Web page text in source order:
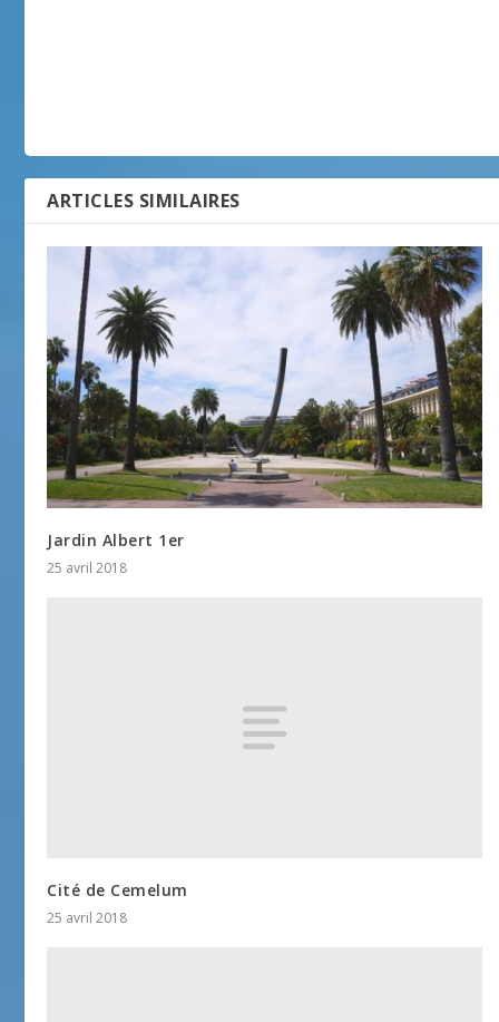
ARTICLES SIMILAIRES
Jardin Albert 1er
25 avril 2018
Cité de Cemelum
25 avril 2018